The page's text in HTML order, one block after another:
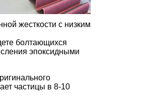
жесткости с низким
болтающихся
эпоксидными
частицы в 8-10